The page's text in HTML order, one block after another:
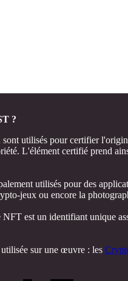
?
utilisés pour certifier
L'élément certifié prend
utilisés pour des
jeux ou encore la
est un identifiant unique
sur une œuvre : les